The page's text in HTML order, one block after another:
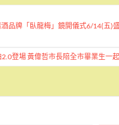
酒品牌「臥龍梅」鏡開儀式6/14(五)
登場 黃偉哲市長陪全市畢業生一